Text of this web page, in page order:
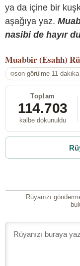
ya da içine bir
aşağıya yaz.
nasibi de hayır
Muabbir (Esahh)
son görülme 11
Toplam
114.703
kalbe dokunuldu
Rüyanızı